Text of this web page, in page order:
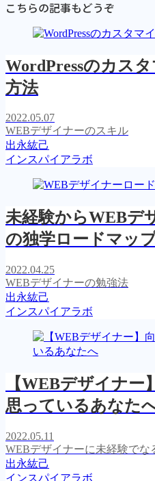
こちらの記事もどうぞ
WordPressのカス
方法
2022.05.07
WEBデザイナーのスキル
出永紘己
インスパイアラボ
未経験からWEBデ
の独学ロードマッ
2022.04.25
WEBデザイナーの勉強法
出永紘己
インスパイアラボ
【WEBデザイナー
思っているあなた
2022.05.11
WEBデザイナーに未経験でな
出永紘己
インスパイアラボ